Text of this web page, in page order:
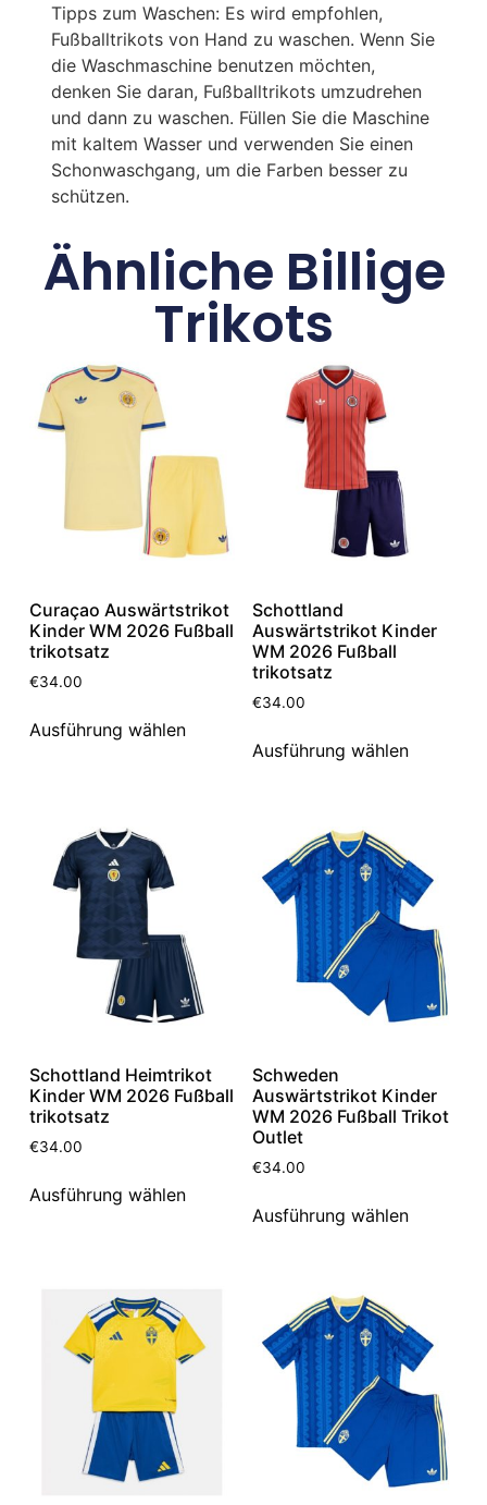
Tipps zum Waschen: Es wird empfohlen,
Fußballtrikots von Hand zu waschen. Wenn Sie
die Waschmaschine benutzen möchten,
denken Sie daran, Fußballtrikots umzudrehen
und dann zu waschen. Füllen Sie die Maschine
mit kaltem Wasser und verwenden Sie einen
Schonwaschgang, um die Farben besser zu
schützen.
Ähnliche Billige
Trikots
Curaçao Auswärtstrikot
Kinder WM 2026 Fußball
trikotsatz
€34.00
Ausführung wählen
Schottland
Auswärtstrikot Kinder
WM 2026 Fußball
trikotsatz
€34.00
Ausführung wählen
Schottland Heimtrikot
Kinder WM 2026 Fußball
trikotsatz
€34.00
Ausführung wählen
Schweden
Auswärtstrikot Kinder
WM 2026 Fußball Trikot
Outlet
€34.00
Ausführung wählen